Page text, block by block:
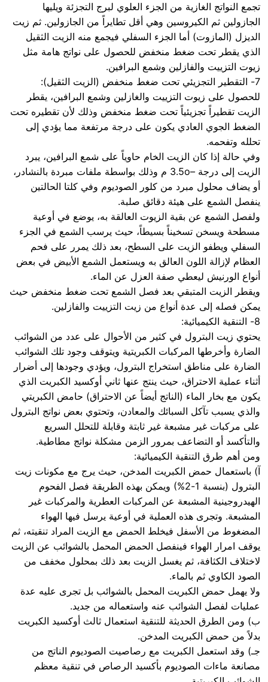
تجمع النواتج الغازية من الجزء العلوي لبرج التجزئة ويليها
الجازولين ثم الكيروسين وهي أقل تطايراً من الجازولين. ثم زيت
الديزل (المازوت) أما الجزء السفلي فيجمع منه الزيت الثقيل
الذي يقطر تحت ضغط منخفض للحصول على نواتج هامة مثل
زيوت التزييت والفازلين وشمع البرافين.
7- التقطير التجزيئي تحت ضغط منخفض (الزيت الثقيل):
للحصول على زيوت التزييت والغازلين وشمع البرافين، يقطر
الزيت تقطيراً تجزيئياً تحت ضغط منخفض وذلك لأن تقطيره تحت
الضغط الجوي العادي يكون على درجة مرتفعة مما يؤدي إلى
تحلله وتفحمه.
وفي حالة إذا كان الزيت الخام حاوياً على شمع البرافين، يبرد
الزيت إلى درجة –3.5o م وذلك بواسطة ملفات مبردة بالنشادر،
أو يضاف محلول مبرد من كلور الصوديوم وفي كلتا الحالتين
ينفصل الشمع على هيئة دقائق صلبة.
ولفصل الشمع عن بقية الزيوت العالقة به، يوضع في أوعية
مسطحة ويسخن تسخيناً بسيطاً، حيث يرسب الشمع في الجزء
السفلي ويطفو الزيت على السطح، بعد ذلك يمرر على فحم
العظام لإزالة اللون العالق به ويستعمل الشمع الأبيض في بعض
أنواع الورنيش ليعطي صفة العزل عن الماء.
ويقطر الزيت المتبقي بعد فصل الشمع تحت ضغط منخفض حيث
يمكن فصله إلى عدة أنواع من زيت التزييت والفازلين.
8- التنقية الكيميائية:
يحتوي زيت البترول في كثير من الأحوال على عدد من الشوائب
الضارة وأخرطها المركبات الكبريتية ويتوقف وجود تلك الشوائب
الضارة على مناطق استخراج البترول، ويؤدي وجودها إلى أضرار
أثناء عملية الاحتراق، حيث ينتج عنها ثاني أوكسيد الكبريت الذي
يكون مع بخار الماء (الناتج أيضاً عن الاحتراق) حامض الكبريتي
والذي يسبب تآكل السبائك والمعادن، وتحتوي بعض نواتج البترول
على مركبات غير مشبعة غير ثابتة وقابلة للتحلل السريع
والتأكسد أو التضاعف بمرور الزمن مشكلة نواتج مطاطية.
ومن أهم طرق التنقية الكيميائية:
آ) باستعمال حمض الكبريت المدخن، حيث يرج مع مكونات زيت
البترول (بنسبة 1-2%) ويمكن بهذه الطريقة فصل الفحوم
الهيدروجينية المشبعة عن المركبات العطرية والمركبات غير
المشبعة. وتجرى هذه العملية في أوعية يرسل فيها الهواء
المضغوط من الأسفل فيخلط الحمض مع الزيت المراد تنقيته، ثم
يوقف امرار الهواء فينفصل الحمض المحمل بالشوائب عن الزيت
لاختلاف الكثافة، ثم يغسل الزيت بعد ذلك بمحلول مخفف من
الصود الكاوي ثم بالماء.
ولا يهمل حمض الكبريت المحمل بالشوائب بل تجرى عليه عدة
عمليات لفصل الشوائب عنه واستعماله من جديد.
ب) ومن الطرق الحديثة للتنقية استعمال ثالث أوكسيد الكبريت
بدلاً من حمض الكبريت المدخن.
جـ) وقد استعمل الكبريت مع رصاصيت الصوديوم الناتج من
مصانعة ماءات الصوديوم بأكسيد الرصاص في تنقية معظم